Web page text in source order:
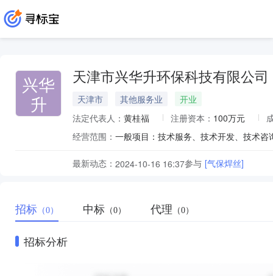
兴华
升
天津市兴华升环保科技有限公司
天津市 其他服务业
开业
法定代表人： 黄桂福 注册资本： 100万元
经营范围：
最新动态： 2024-10-16 16:37参与 [气保焊丝]
招标 （0） 中标 （0） 代理 （0）
招标分析